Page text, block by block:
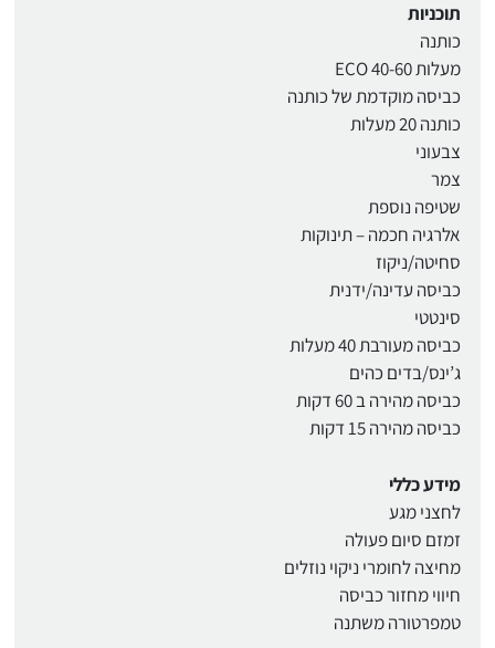
תוכניות
כותנה
מעלות 40-60 ECO
כביסה מוקדמת של כותנה
כותנה 20 מעלות
צבעוני
צמר
שטיפה נוספת
אלרגיה חכמה – תינוקות
סחיטה/ניקוז
כביסה עדינה/ידנית
סינטטי
כביסה מעורבת 40 מעלות
ג’ינס/בדים כהים
כביסה מהירה ב 60 דקות
כביסה מהירה 15 דקות
מידע כללי
לחצני מגע
זמזם סיום פעולה
מחיצה לחומרי ניקוי נוזלים
חיווי מחזור כביסה
טמפרטורה משתנה